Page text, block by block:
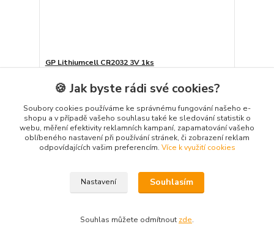
GP Lithiumcell CR2032 3V 1ks
21 Kč/ks
Skladem 5 ks
Přidat do košíku
🍪 Jak byste rádi své cookies?
Soubory cookies používáme ke správnému fungování našeho e-
shopu a v případě vašeho souhlasu také ke sledování statistik o
webu, měření efektivity reklamních kampaní, zapamatování vašeho
oblíbeného nastavení při používání stránek, či zobrazení reklam
odpovídajících vašim preferencím. Více k využití cookies
Nastavení Souhlasím
Souhlas můžete odmítnout zde.